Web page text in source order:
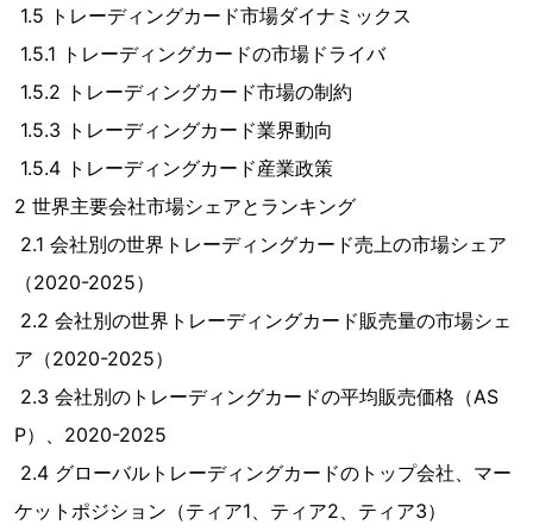
1.5 トレーディングカード市場ダイナミックス
1.5.1 トレーディングカードの市場ドライバ
1.5.2 トレーディングカード市場の制約
1.5.3 トレーディングカード業界動向
1.5.4 トレーディングカード産業政策
2 世界主要会社市場シェアとランキング
2.1 会社別の世界トレーディングカード売上の市場シェア
（2020-2025）
2.2 会社別の世界トレーディングカード販売量の市場シェ
ア（2020-2025）
2.3 会社別のトレーディングカードの平均販売価格（AS
P）、2020-2025
2.4 グローバルトレーディングカードのトップ会社、マー
ケットポジション（ティア1、ティア2、ティア3）